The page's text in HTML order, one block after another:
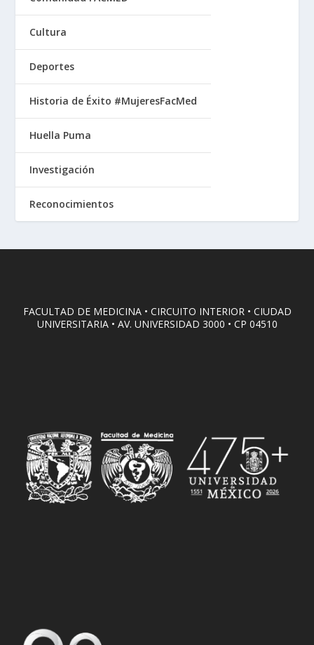
Cultura
Deportes
Historia de Éxito #MujeresFacMed
Huella Puma
Investigación
Reconocimientos
FACULTAD DE MEDICINA • CIRCUITO INTERIOR • CIUDAD
UNIVERSITARIA • AV. UNIVERSIDAD 3000 • CP 04510